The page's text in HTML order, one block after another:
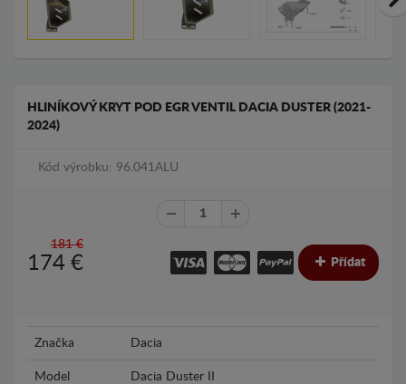
HLINÍKOVÝ KRYT POD EGR VENTIL DACIA DUSTER (2021-
2024)
Kód výrobku: 96.041ALU
181 €
174 € Přídat
Značka Dacia
Model Dacia Duster II